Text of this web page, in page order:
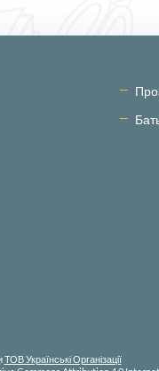
ТОВ Українські Організації